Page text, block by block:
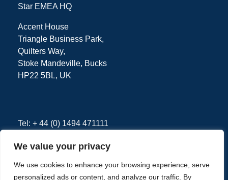
We value your privacy
We use cookies to enhance your browsing experience, serve
personalized ads or content, and analyze our traffic. By
Star EMEA HQ
Accent House
Triangle Business Park,
Quilters Way,
Stoke Mandeville, Bucks
HP22 5BL, UK
Tel: + 44 (0) 1494 471111